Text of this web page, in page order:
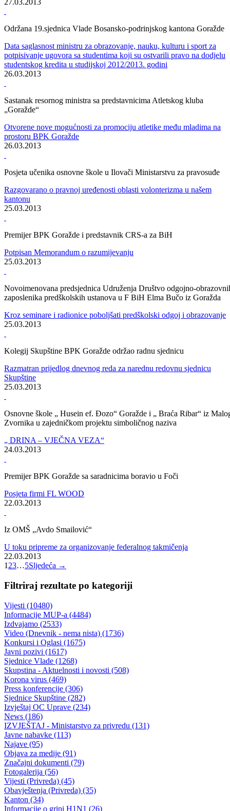
Studentski krediti za studijsku 2012/13. godinu
Vlada odobrila potpisivanje ugovora sa studentima
29.03.2013
Press konferencija Vlade Bosansko-podrinjskog kantona Goražde:
„Uradili smo zadovoljavajući posao i ozbiljno mu pristupili, ali nas
čekaju i dalje veliki zadaci“